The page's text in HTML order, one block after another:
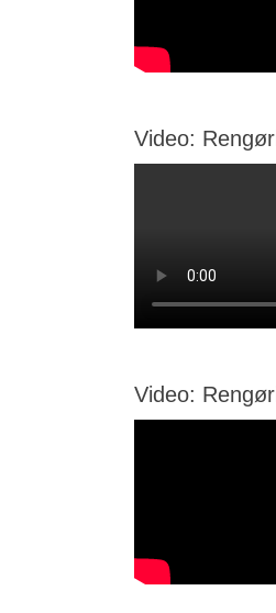
Video:
Video: